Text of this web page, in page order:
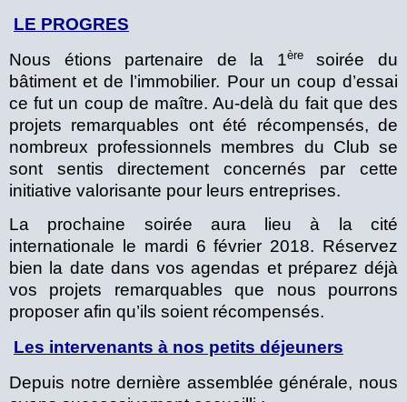
LE PROGRES
Nous étions partenaire de la 1èresoirée du
bâtiment et de l’immobilier. Pour un coup d’essai
ce fut un coup de maître. Au-delà du fait que des
projets remarquables ont été récompensés, de
nombreux professionnels membres du Club se
sont sentis directement concernés par cette
initiative valorisante pour leurs entreprises.
La prochaine soirée aura lieu à la cité
internationale le mardi 6 février 2018. Réservez
bien la date dans vos agendas et préparez déjà
vos projets remarquables que nous pourrons
proposer afin qu’ils soient récompensés.
Les intervenants à nos petits déjeuners
Depuis notre dernière assemblée générale, nous